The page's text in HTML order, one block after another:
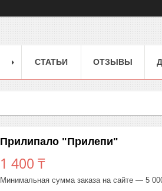
СТАТЬИ ОТЗЫВЫ
Прилипало "Прилепи"
1 400 ₸
Минимальная сумма заказа на сайте — 5